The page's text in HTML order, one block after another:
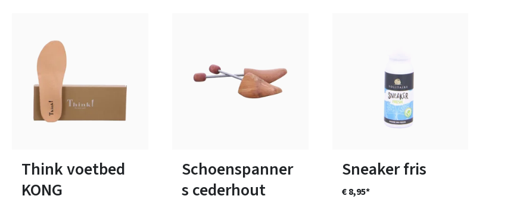
Think voetbed
KONG
Schoenspanner
s cederhout
Sneaker fris
€ 8,95*